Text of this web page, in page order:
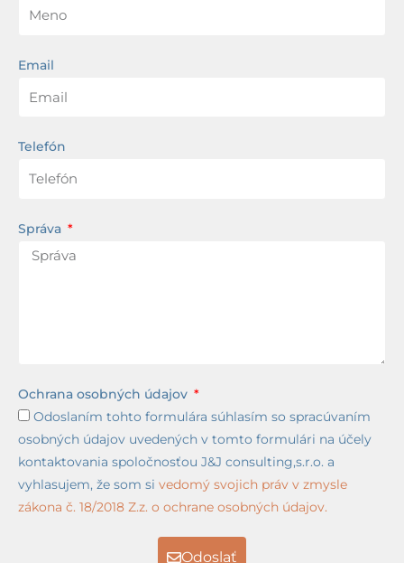
Email
Telefón
Správa
Ochrana osobných údajov
Odoslaním tohto formulára súhlasím so spracúvaním
osobných údajov uvedených v tomto formulári na účely
kontaktovania spoločnosťou J&J consulting,s.r.o. a
vyhlasujem, že som si vedomý svojich práv v zmysle
zákona č. 18/2018 Z.z. o ochrane osobných údajov.
Odoslať